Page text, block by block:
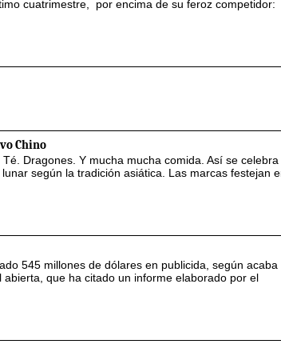
cuatrimestre, por encima de su feroz competidor:
Chino
Dragones. Y mucha mucha comida. Así se celebra
según la tradición asiática. Las marcas festejan
545 millones de dólares en publicida, según acaba
que ha citado un informe elaborado por el